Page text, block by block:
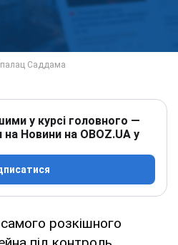
у курсі головного —
на Новини на OBOZ.UA у
розкішного